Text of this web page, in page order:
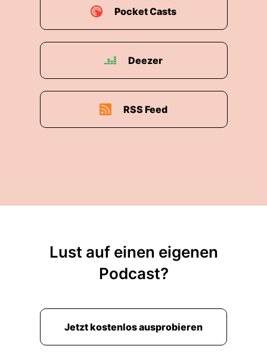
Pocket Casts
Deezer
RSS Feed
Lust auf einen eigenen
Podcast?
Jetzt kostenlos ausprobieren